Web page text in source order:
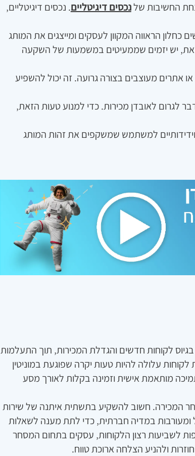
החשיבות שלנכסים דיגיטליים. נכסים דיגיטליים‚
כחלון הראווה המקוון לעסקים ומייצגים את המותג
יש יזמים שממעיטים במשמעות של השקעה
או אתרים מעוצבים בצורה גרועה. זה יכול להשפיע
לגרום לאובדן מכירות. כדי למנוע טעות הזאת‚
וידידותיים למשתמש שמשקפים את זהות המותג
לקוחות חדשים והגדלת המכירות‚ תוך התעלמות
עלולה להיות טעות יקרה שפוגעת במוניטין
מותאמת אישית וזמינה בקלות לאורך מסע
המכירה. חשוב להשקיע בתשתית איתנה של שירות
במדיה חברתית‚ כדי לתת מענה לשאלות
לשביעות רצון הלקוחות‚ עסקים בתחום המסחר
ולהניע הצלחה ארוכת טווח.